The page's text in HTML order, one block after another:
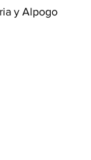
y Alpogo